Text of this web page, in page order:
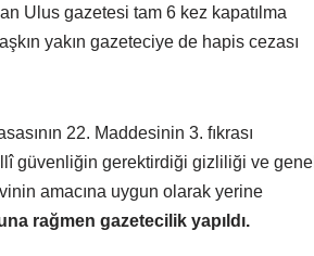
Ulus gazetesi tam 6 kez kapatılma
yakın gazeteciye de hapis cezası
22. Maddesinin 3. fıkrası
güvenliğin gerektirdiği gizliliği ve genel
amacına uygun olarak yerine
rağmen gazetecilik yapıldı.